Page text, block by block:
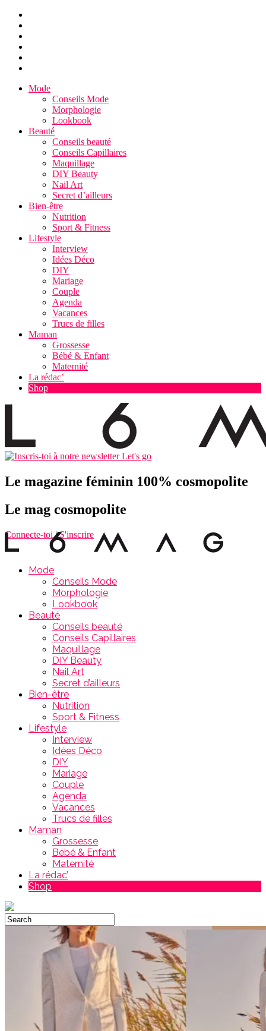
Mode
Conseils Mode
Morphologie
Lookbook
Beauté
Conseils beauté
Conseils Capillaires
Maquillage
DIY Beauty
Nail Art
Secret d’ailleurs
Bien-être
Nutrition
Sport & Fitness
Lifestyle
Interview
Idées Déco
DIY
Mariage
Couple
Agenda
Vacances
Trucs de filles
Maman
Grossesse
Bébé & Enfant
Maternité
La rédac’
Shop
Let's go
Le magazine féminin 100% cosmopolite
Le mag cosmopolite
Connecte-toi|S'inscrire
Mode
Conseils Mode
Morphologie
Lookbook
Beauté
Conseils beauté
Conseils Capillaires
Maquillage
DIY Beauty
Nail Art
Secret d’ailleurs
Bien-être
Nutrition
Sport & Fitness
Lifestyle
Interview
Idées Déco
DIY
Mariage
Couple
Agenda
Vacances
Trucs de filles
Maman
Grossesse
Bébé & Enfant
Maternité
La rédac’
Shop